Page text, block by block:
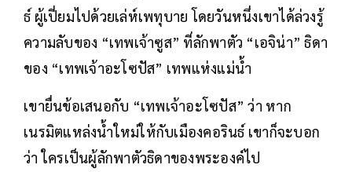
ธ์ ผู้เปี่ยมไปด้วยเล่ห์เพทุบาย โดยวันหนึ่งเขาได้ล่วงรู้
ความลับของ “เทพเจ้าซูส” ที่ลักพาตัว “เอจิน่า” ธิดา
ของ “เทพเจ้าอะโซปัส” เทพแห่งแม่น้ำ
เขายื่นข้อเสนอกับ “เทพเจ้าอะโซปัส” ว่า หาก
เนรมิตแหล่งน้ำใหม่ให้กับเมืองคอรินธ์ เขาก็จะบอก
ว่า ใครเป็นผู้ลักพาตัวธิดาของพระองค์ไป